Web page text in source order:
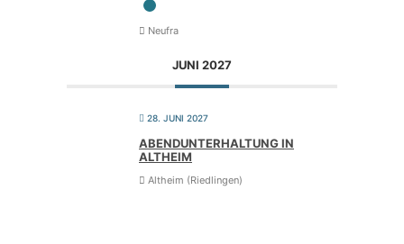
Neufra
JUNI 2027
28. JUNI 2027
ABEND­UN­TER­HAL­TUNG IN
ALTHEIM
Altheim (Riedlingen)